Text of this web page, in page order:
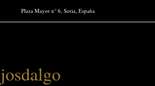
Plaza Mayor n° 6, Soria, España